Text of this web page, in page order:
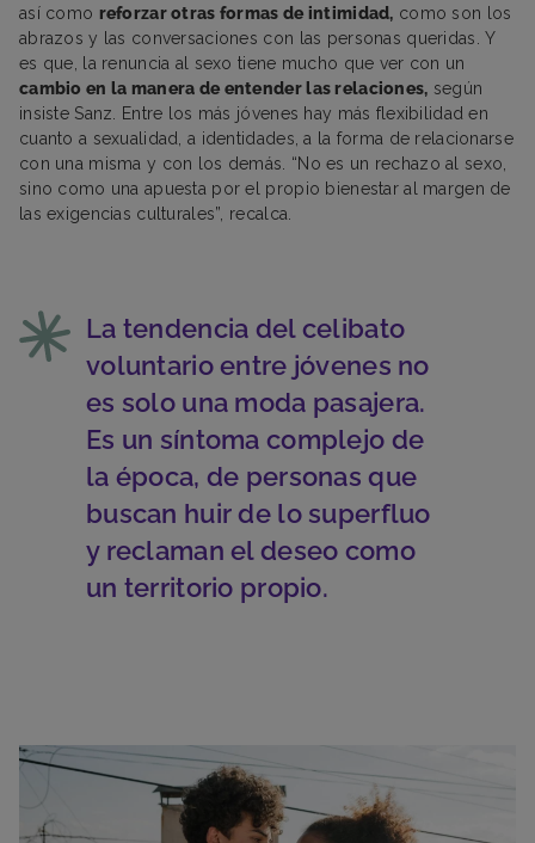
así como reforzar otras formas de intimidad, como son los
abrazos y las conversaciones con las personas queridas. Y
es que, la renuncia al sexo tiene mucho que ver con un
cambio en la manera de entender las relaciones, según
insiste Sanz. Entre los más jóvenes hay más flexibilidad en
cuanto a sexualidad, a identidades, a la forma de relacionarse
con una misma y con los demás. “No es un rechazo al sexo,
sino como una apuesta por el propio bienestar al margen de
las exigencias culturales”, recalca.
La tendencia del celibato
voluntario entre jóvenes no
es solo una moda pasajera.
Es un síntoma complejo de
la época, de personas que
buscan huir de lo superfluo
y reclaman el deseo como
un territorio propio.